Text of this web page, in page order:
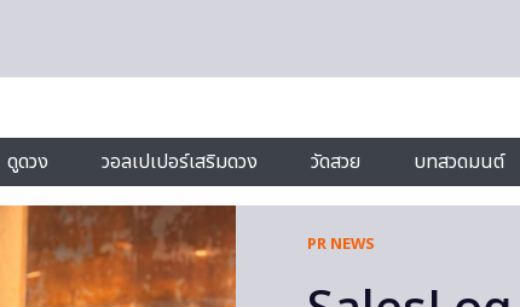
ดูดวง วอลเปเปอร์เสริมดวง วัดสวย บทสวดมนต์
PR NEWS